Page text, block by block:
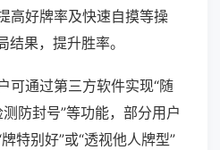
高好牌率及快速自摸等操
果，提升胜率。
可通过第三方软件实现“随
测防封号”等功能，部分用户
特别好”或“透视他人牌型”